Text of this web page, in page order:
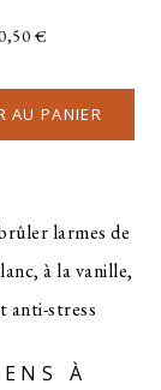
€
AU PANIER
À